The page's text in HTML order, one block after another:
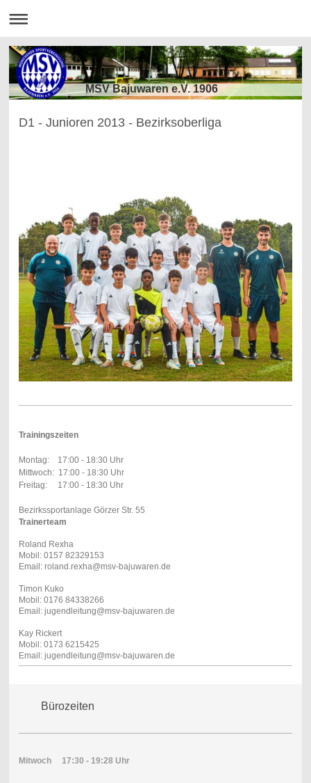
MSV Bajuwaren e.V. 1906
D1 - Junioren 2013 - Bezirksoberliga
Trainingszeiten
Montag: 17:00 - 18:30 Uhr
Mittwoch: 17:00 - 18:30 Uhr
Freitag: 17:00 - 18:30 Uhr
Bezirkssportanlage Görzer Str. 55
Trainerteam
Roland Rexha
Mobil: 0157 82329153
Email: roland.rexha@msv-bajuwaren.de
Timon Kuko
Mobil: 0176 84338266
Email: jugendleitung@msv-bajuwaren.de
Kay Rickert
Mobil: 0173 6215425
Email: jugendleitung@msv-bajuwaren.de
Bürozeiten
Mitwoch 17:30 - 19:28 Uhr